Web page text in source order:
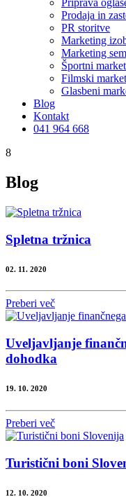
Priprava
Prodaja in
PR storitve
Marketing
Marketing
Športni
Filmski
Glasbeni
Blog
Kontakt
041 964 668
8
Blog
Spletna tržnica
02. 11. 2020
Preberi več
Uveljavljanje
dohodka
19. 10. 2020
Preberi več
Turistični boni
12. 10. 2020